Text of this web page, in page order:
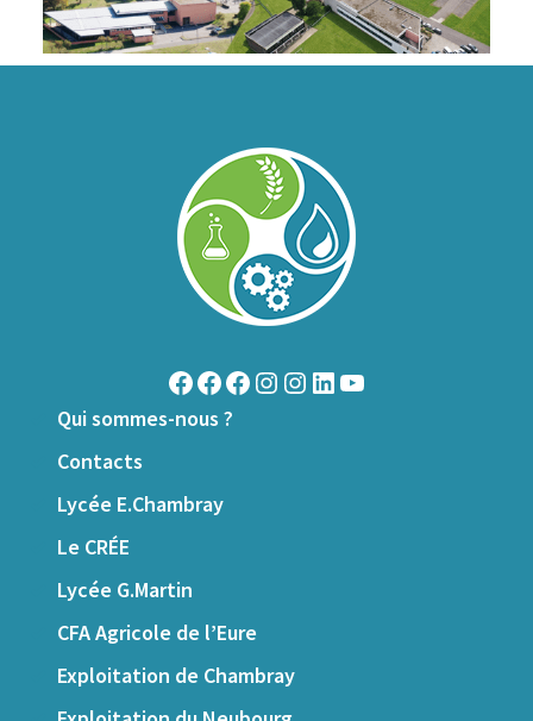
Qui sommes-nous ?
Contacts
Lycée E.Chambray
Le CRÉE
Lycée G.Martin
CFA Agricole de l’Eure
Exploitation de Chambray